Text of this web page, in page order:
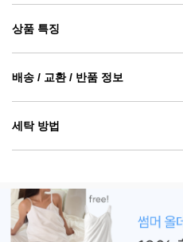
상품 특징
배송 / 교환 / 반품 정보
세탁 방법